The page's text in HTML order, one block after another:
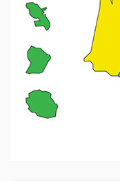
Formulaire de recension
Recension des Délégués
FAQ formulaire
PROCÉDURE
TUTORAT
Mission du tuteur
Candidatez à la fonction de